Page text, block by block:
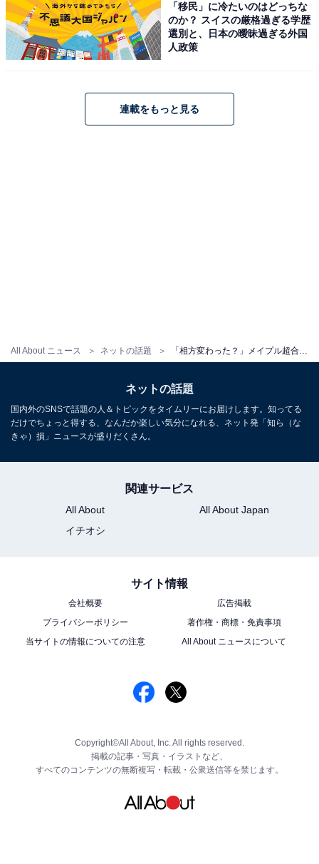
All About ニュース ネットの話題
「移民」に冷たいのはどっちな
のか？ スイスの厳格過ぎる学歴
選別と、日本の曖昧過ぎる外国
人政策
連載をもっと見る
ネットの話題
国内外のSNSで話題の人＆トピックをタイムリーにお届けします。知ってる
だけでちょっと得する、なんだか楽しい気分になれる、ネット発「知ら（な
きゃ）損」ニュースが盛りだくさん。
関連サービス
All About
All About Japan
イチオシ
サイト情報
会社概要
広告掲載
プライバシーポリシー
著作権・商標・免責事項
当サイトの情報についての注意
All About ニュースについて
Copyright©All About, Inc. All rights reserved.
掲載の記事・写真・イラストなど、
すべてのコンテンツの無断複写・転載・公衆送信等を禁じます。